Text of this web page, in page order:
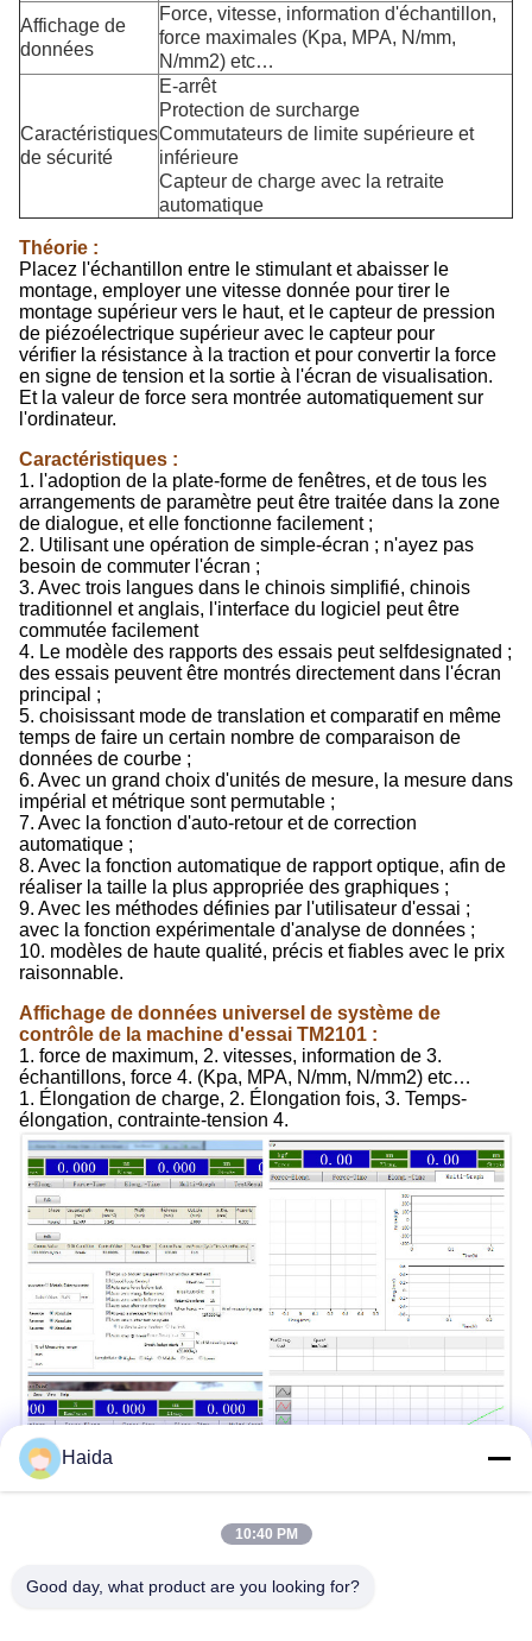
Affichage de
données
Force, vitesse, information d'échantillon,
force maximales (Kpa, MPA, N/mm,
N/mm2) etc…
Caractéristiques
de sécurité
E-arrêt
Protection de surcharge
Commutateurs de limite supérieure et
inférieure
Capteur de charge avec la retraite
automatique
Théorie :
Placez l'échantillon entre le stimulant et abaisser le
montage, employer une vitesse donnée pour tirer le
montage supérieur vers le haut, et le capteur de pression
de piézoélectrique supérieur avec le capteur pour
vérifier la résistance à la traction et pour convertir la force
en signe de tension et la sortie à l'écran de visualisation.
Et la valeur de force sera montrée automatiquement sur
l'ordinateur.
Caractéristiques :
1. l'adoption de la plate-forme de fenêtres, et de tous les
arrangements de paramètre peut être traitée dans la zone
de dialogue, et elle fonctionne facilement ;
2. Utilisant une opération de simple-écran ; n'ayez pas
besoin de commuter l'écran ;
3. Avec trois langues dans le chinois simplifié, chinois
traditionnel et anglais, l'interface du logiciel peut être
commutée facilement
4. Le modèle des rapports des essais peut selfdesignated ;
des essais peuvent être montrés directement dans l'écran
principal ;
5. choisissant mode de translation et comparatif en même
temps de faire un certain nombre de comparaison de
données de courbe ;
6. Avec un grand choix d'unités de mesure, la mesure dans
impérial et métrique sont permutable ;
7. Avec la fonction d'auto-retour et de correction
automatique ;
8. Avec la fonction automatique de rapport optique, afin de
réaliser la taille la plus appropriée des graphiques ;
9. Avec les méthodes définies par l'utilisateur d'essai ;
avec la fonction expérimentale d'analyse de données ;
10. modèles de haute qualité, précis et fiables avec le prix
raisonnable.
Affichage de données universel de système de
contrôle de la machine d'essai TM2101 :
1. force de maximum, 2. vitesses, information de 3.
échantillons, force 4. (Kpa, MPA, N/mm, N/mm2) etc…
1. Élongation de charge, 2. Élongation fois, 3. Temps-
élongation, contrainte-tension 4.
Haida
10:40 PM
Good day, what product are you looking for?